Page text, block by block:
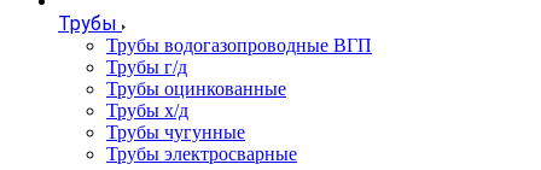
Трубы
Трубы водогазопроводные ВГП
Трубы г/д
Трубы оцинкованные
Трубы х/д
Трубы чугунные
Трубы электросварные